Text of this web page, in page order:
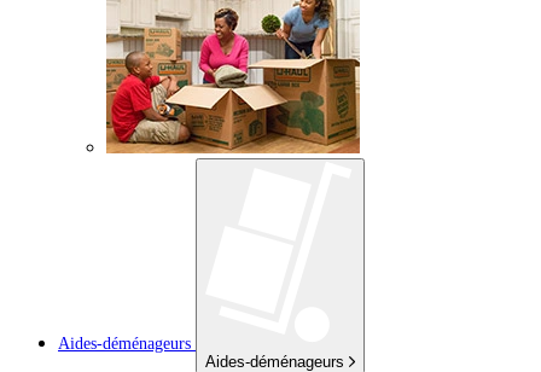
Aides-déménageurs
Aides-déménageurs